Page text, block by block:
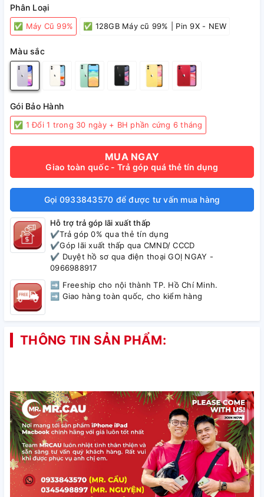
Phân Loại
✅ Máy Cũ 99% ✅ 128GB Máy cũ 99% | Pin 9X - NEW
Màu sắc
Gói Bảo Hành
✅ 1 Đổi 1 trong 30 ngày + BH phần cứng 6 tháng
MUA NGAY
Giao toàn quốc - Trả góp quá thẻ tín dụng
Gọi 0933843570 để được tư vấn mua hàng
Hỗ trợ trả góp lãi xuất thấp
✔️Trả góp 0% qua thẻ tín dụng
✔️Góp lãi xuất thấp qua CMND/ CCCD
✔️ Duyệt hồ sơ qua điện thoại GOỊ NGAY -
0966988917
➡ Freeship cho nội thành TP. Hồ Chí Minh.
➡ Giao hàng toàn quốc, cho kiểm hàng
THÔNG TIN SẢN PHẨM: